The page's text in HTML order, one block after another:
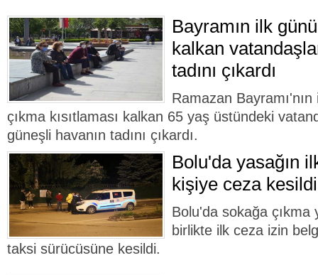
Bayramın ilk
kalkan
tadını çıkardı
Ramazan
çıkma kısıtlaması kalkan 65 yaş üstündeki
güneşli havanın tadını çıkardı.
Bolu'da yasağın
kişiye ceza kesildi
Bolu'da sokağa çıkma
birlikte ilk ceza izin
taksi sürücüsüne kesildi.